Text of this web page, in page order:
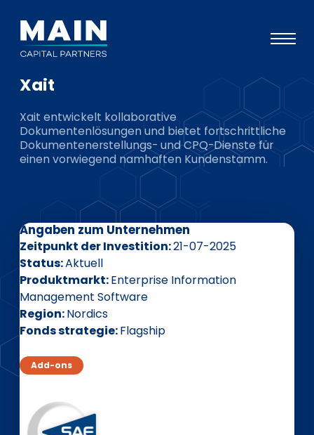
Ansatz
Wissen
Veranstaltungen
Investoren
ESG
Team
Xait
Xait entwickelt kollaborative
Dokumentenlösungen und bietet fortschrittliche
Dokumentenerstellungs- und CPQ-Dienste für
einen vorwiegend namhaften Kundenstamm.
Angaben zum Unternehmen
Zeitpunkt der Investition 21-07-2025
Status Aktuell
Produktmarkt Enterprise Information
Management Software
Region Nordics
Fonds strategie Flagship
Add-ons